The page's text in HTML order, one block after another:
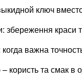
ключ
збереження краси
важна
користь та смак в